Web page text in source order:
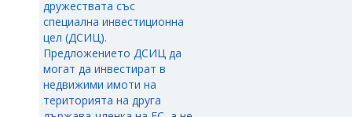
дружествата със
специална инвестиционна
цел (ДСИЦ).
Предложението ДСИЦ да
могат да инвестират в
недвижими имоти на
територията на друга